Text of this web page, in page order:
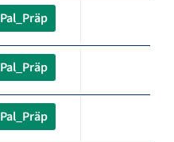
Pal_Präp
Pal_Präp
Pal_Präp